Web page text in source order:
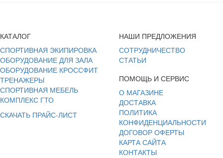
КАТАЛОГ
СПОРТИВНАЯ ЭКИПИРОВКА
ОБОРУДОВАНИЕ ДЛЯ ЗАЛА
ОБОРУДОВАНИЕ КРОССФИТ
ТРЕНАЖЕРЫ
СПОРТИВНАЯ МЕБЕЛЬ
КОМПЛЕКС ГТО
СКАЧАТЬ ПРАЙС-ЛИСТ
НАШИ ПРЕДЛОЖЕНИЯ
СОТРУДНИЧЕСТВО
СТАТЬИ
ПОМОЩЬ И СЕРВИС
О МАГАЗИНЕ
ДОСТАВКА
ПОЛИТИКА
КОНФИДЕНЦИАЛЬНОСТИ
ДОГОВОР ОФЕРТЫ
КАРТА САЙТА
КОНТАКТЫ